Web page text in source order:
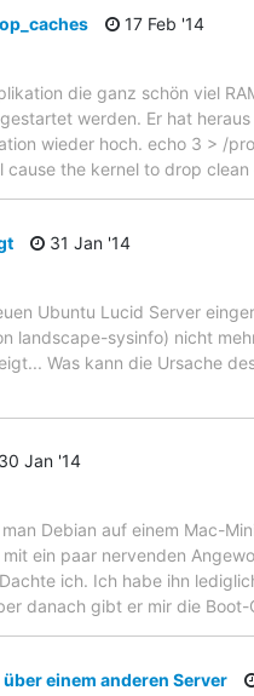
17 Feb '14
die ganz schön viel
werden. Er hat
wieder hoch. echo 3 > /
the kernel to drop
31 Jan '14
Ubuntu Lucid Server
landscape-sysinfo) nicht
Was kann die Ursache
30 Jan '14
Debian auf einem Mac-
ein paar nervenden
ich. Ich habe ihn
danach gibt er mir die
einem anderen Server